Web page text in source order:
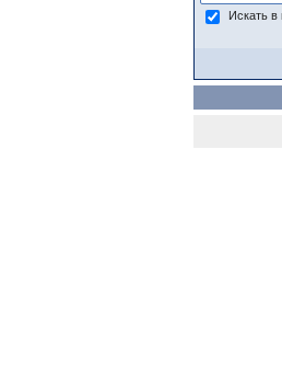
Искать